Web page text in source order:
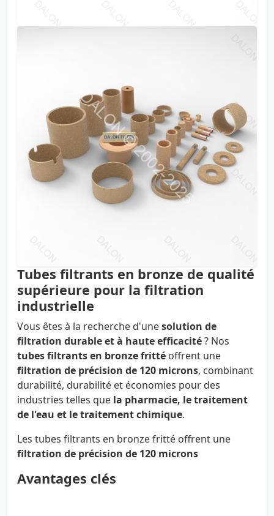
Tubes filtrants en bronze de qualité
supérieure pour la filtration
industrielle
Vous êtes à la recherche d'unesolution de
filtration durable et à haute efficacité? Nos
tubes filtrants en bronze fritté offrent une
filtration de précision de 120 microns, combinant
durabilité, durabilité et économies pour des
industries telles que la pharmacie, le traitement
de l'eau et le traitement chimique.
Les tubes filtrants en bronze fritté offrent une
filtration de précision de 120 microns
Avantages clés